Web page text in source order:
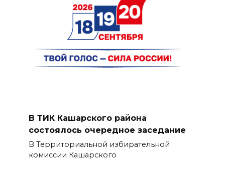
В ТИК Кашарского района
состоялось очередное заседание
В Территориальной избирательной
комиссии Кашарского